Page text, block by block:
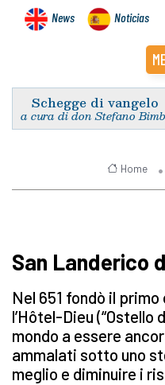
News Noticias
Schegge di vangelo
a cura di don Stefano
Home
San Landerico
Nel 651 fondò il
l’Hôtel-Dieu (“Ostello
mondo a essere
ammalati sotto uno
meglio e diminuire i